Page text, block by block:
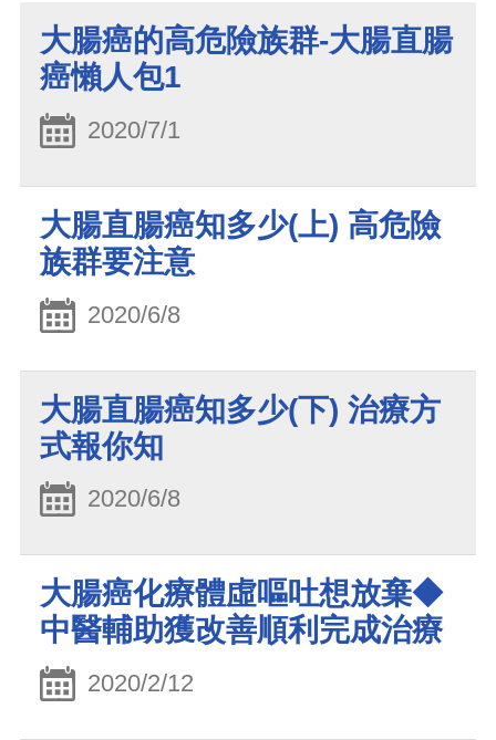
大腸癌的高危險族群-大腸直腸
癌懶人包1
2020/7/1
大腸直腸癌知多少(上) 高危險
族群要注意
2020/6/8
大腸直腸癌知多少(下) 治療方
式報你知
2020/6/8
大腸癌化療體虛嘔吐想放棄◆
中醫輔助獲改善順利完成治療
2020/2/12